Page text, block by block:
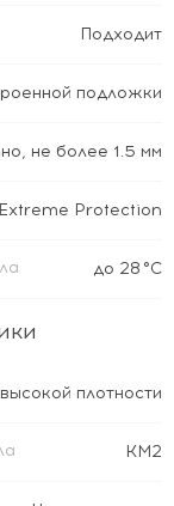
Подходит
подложки
не более 1.5 мм
Protection
до 28 °C
плотности
КМ2